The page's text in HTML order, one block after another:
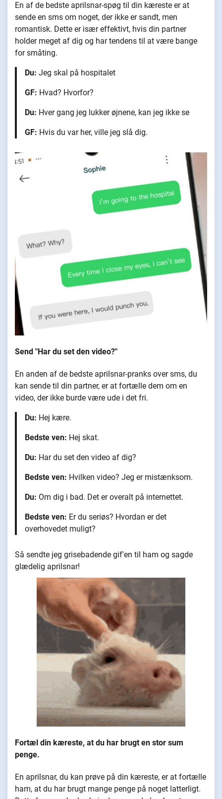
En af de bedste aprilsnar-spøg til din kæreste er at
sende en sms om noget, der ikke er sandt, men
romantisk. Dette er især effektivt, hvis din partner
holder meget af dig og har tendens til at være bange
for småting.
Du: Jeg skal på hospitalet
GF: Hvad? Hvorfor?
Du: Hver gang jeg lukker øjnene, kan jeg ikke se
GF: Hvis du var her, ville jeg slå dig.
Send "Har du set den video?"
En anden af de bedste aprilsnar-pranks over sms, du
kan sende til din partner, er at fortælle dem om en
video, der ikke burde være ude i det fri.
Du: Hej kære.
Bedste ven: Hej skat.
Du: Har du set den video af dig?
Bedste ven: Hvilken video? Jeg er mistænksom.
Du: Om dig i bad. Det er overalt på internettet.
Bedste ven: Er du seriøs? Hvordan er det
overhovedet muligt?
Så sendte jeg grisebadende gif'en til ham og sagde
glædelig aprilsnar!
Fortæl din kæreste, at du har brugt en stor sum
penge.
En aprilsnar, du kan prøve på din kæreste, er at fortælle
ham, at du har brugt mange penge på noget latterligt.